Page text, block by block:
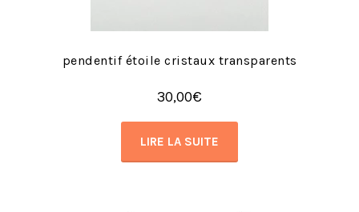
pendentif étoile cristaux transparents
30,00€
LIRE LA SUITE